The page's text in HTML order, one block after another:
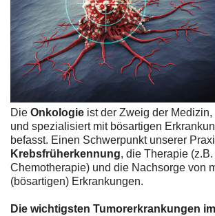
Die Onkologie ist der Zweig der
und spezialisiert mit bösartigen
befasst. Einen Schwerpunkt unserer
Krebsfrüherkennung, die Therapie
Chemotherapie) und die Nachsorge von
(bösartigen) Erkrankungen.
Die wichtigsten Tumorerkrankungen